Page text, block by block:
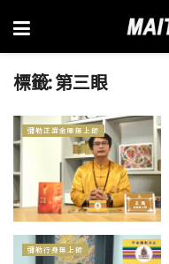
標籤:第三眼
彌勒正識金剛無上師
彌勒行身無上師